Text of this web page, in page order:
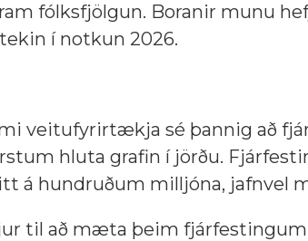
fólksfjölgun. Boranir munu
í notkun 2026.
veitufyrirtækja sé þannig að
hluta grafin í jörðu.
á hundruðum milljóna, jafnvel
til að mæta þeim